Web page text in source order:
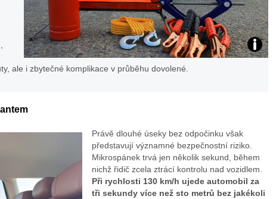
Výbava:
ale i zbytečné komplikace v průběhu dovolené.
Právě dlouhé úseky bez odpočinku však
představují významné bezpečnostní riziko.
Mikrospánek trvá jen několik sekund, během
nichž řidič zcela ztrácí kontrolu nad vozidlem.
Při rychlosti 130 km/h ujede automobil za
tři sekundy více než sto metrů bez jakékoli